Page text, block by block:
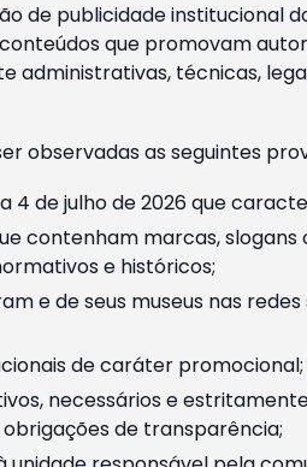
de publicidade institucional
que promovam
técnicas,
observadas as seguintes
de julho de 2026 que
contenham marcas,
e históricos;
e de seus museus nas
de caráter promocional;
necessários e
de transparência;